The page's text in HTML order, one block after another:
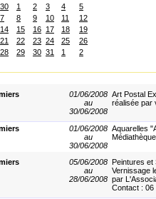
30 1 2 3 4
5
7 8 9 10 11
12
14 15 16 17 18
19
21 22 23 24 25
26
28 29 30 31 1 2
01/06/2008
au
30/06/2008
Art Postal
réalisée par
01/06/2008
au
30/06/2008
Aquarelles
Médiathèque.
05/06/2008
au
28/06/2008
Peintures et
Vernissage
par
Contact : 06